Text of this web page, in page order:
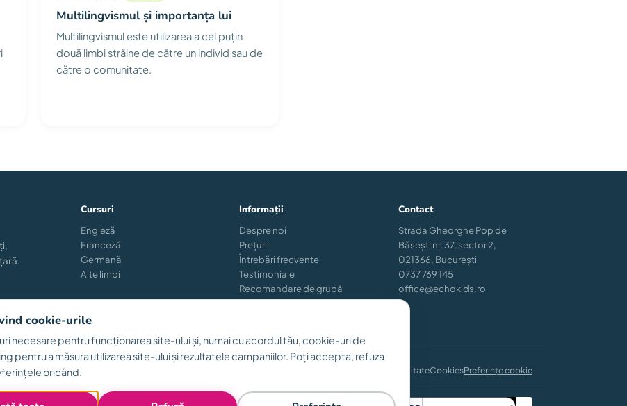
Multilingvismul și importanța lui
Multilingvismul este utilizarea a cel puțin
două limbi străine de către un individ sau de
către o comunitate.
Cursuri
Engleză
Franceză
Germană
Alte limbi
Informații
Despre noi
Prețuri
Întrebări frecvente
Testimoniale
Recomandare de grupă
Reînscriere
Contact
Strada Gheorghe Pop de
Băsești nr. 37, sector 2,
021366, București
0737 769 145
office@echokids.ro
ConfidențialitateCookiesPreferințe cookie
cookie-urile
necesare pentru funcționarea site-ului și, numai cu acordul tău, cookie-uri de
pentru a măsura utilizarea site-ului și rezultatele campaniilor. Poți accepta, refuza
oricând.